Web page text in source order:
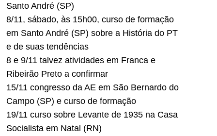
Santo André (SP)
8/11, sábado, às 15h00, curso de formação
em Santo André (SP) sobre a História do PT
e de suas tendências
8 e 9/11 talvez atividades em Franca e
Ribeirão Preto a confirmar
15/11 congresso da AE em São Bernardo do
Campo (SP) e curso de formação
19/11 curso sobre Levante de 1935 na Casa
Socialista em Natal (RN)